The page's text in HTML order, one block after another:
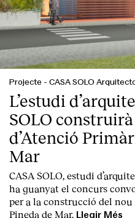
Projecte - CASA SOLO
L’estudi
SOLO
d’Atenció
Mar
CASA SOLO, estudi
ha guanyat el concurs
per a la construcció del nou
Pineda de Mar. Llegir Més